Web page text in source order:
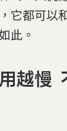
它都可以
此。
越慢